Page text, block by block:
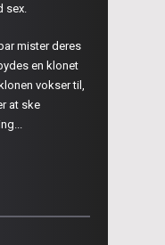
sex.
mister deres
en klonet
vokser til,
at ske